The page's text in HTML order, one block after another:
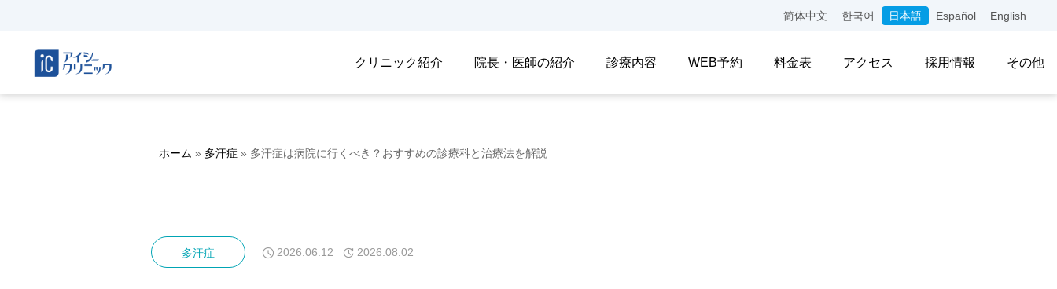
简体中文 한국어 日本語 Español English
クリニック紹介 院長・医師の紹介 診療内容 WEB予約 料金表 アクセス 採用情報 その他
ホーム » 多汗症 » 多汗症は病院に行くべき？おすすめの診療科と治療法を解説
多汗症 2026.06.12 2026.08.02